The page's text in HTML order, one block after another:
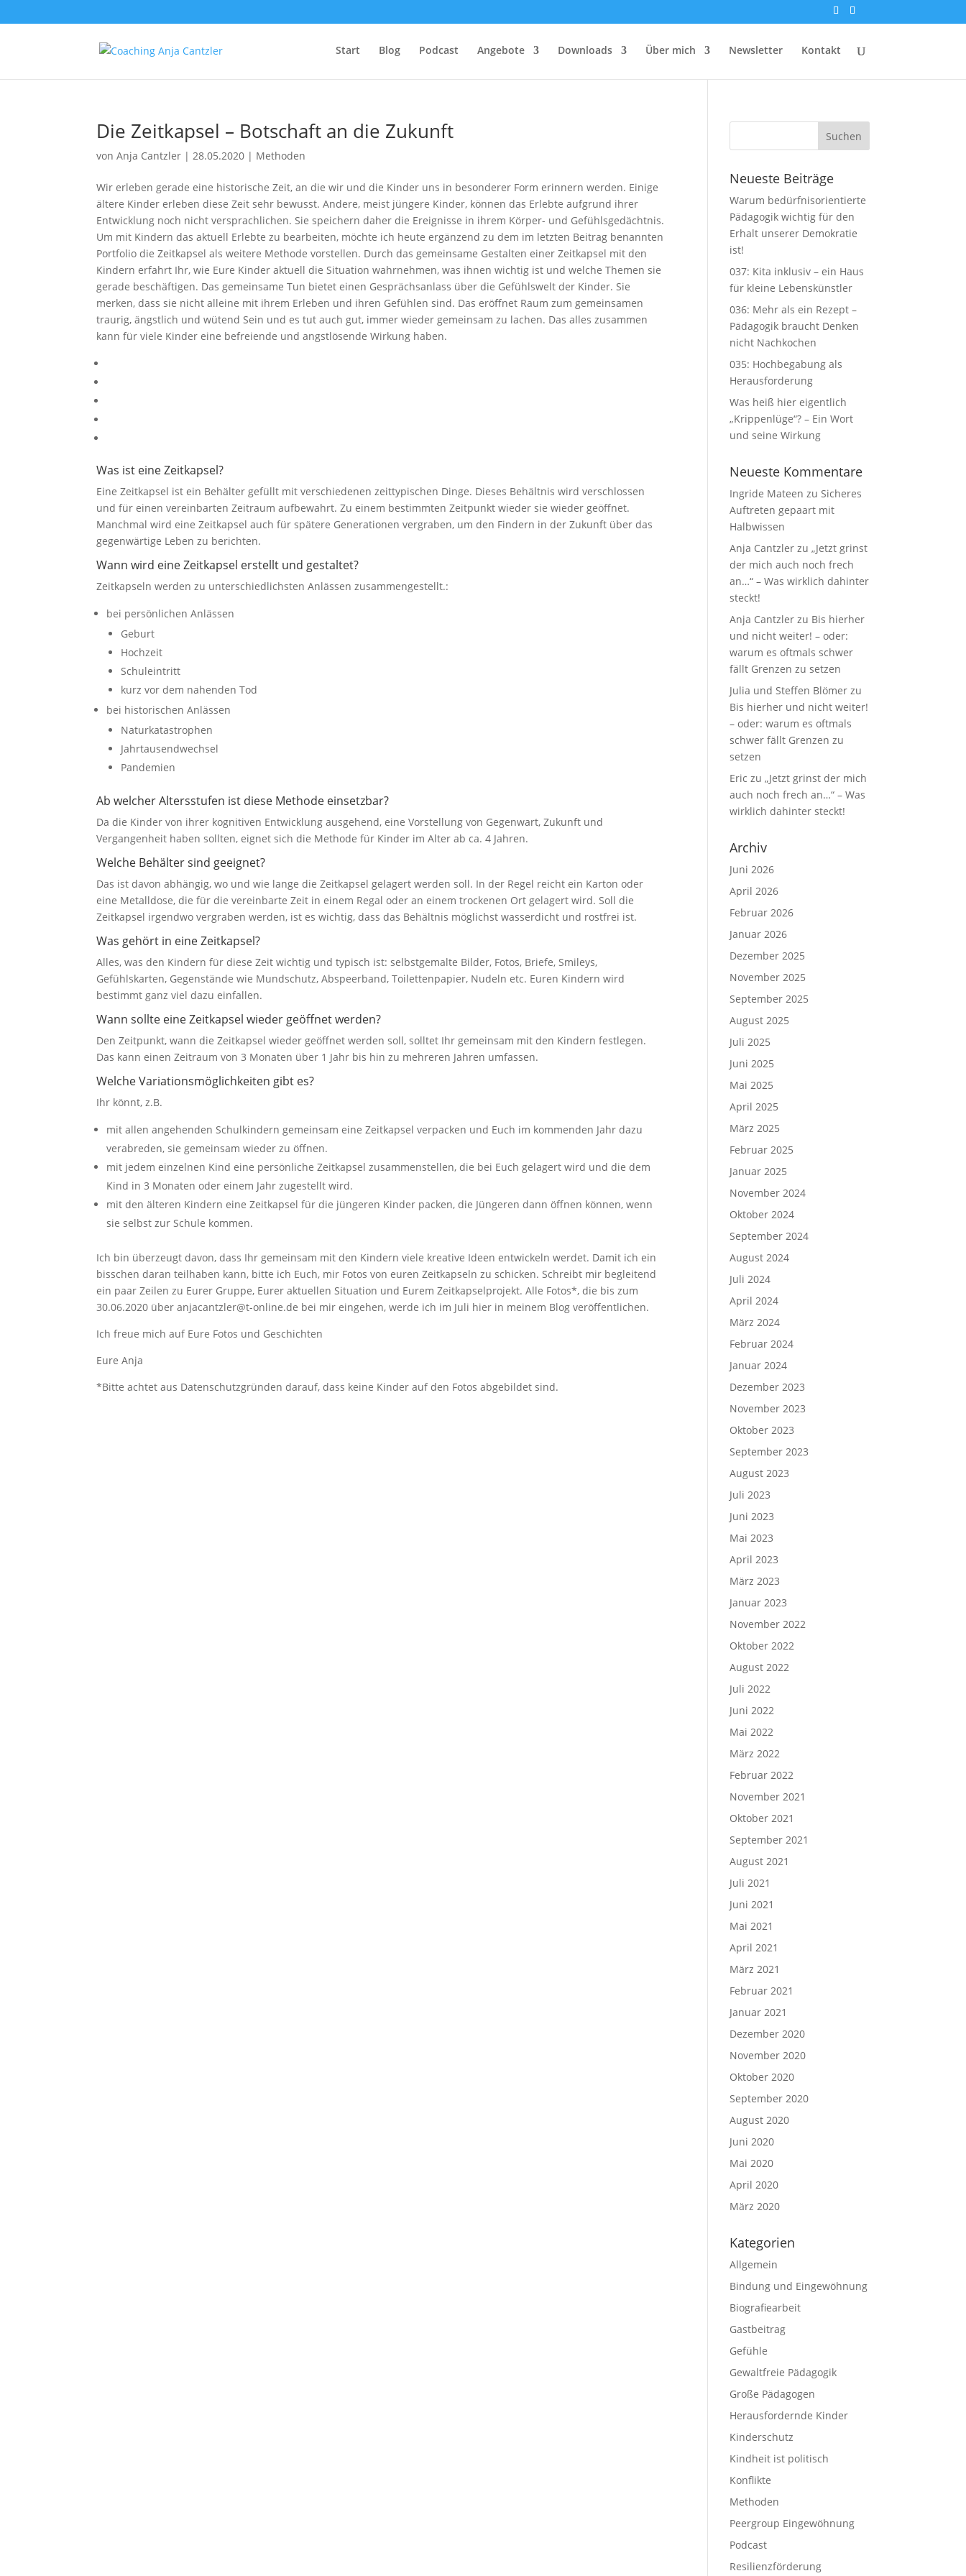
Start Blog Podcast Angebote Downloads Über mich Newsletter Kontakt
Die Zeitkapsel – Botschaft an die Zukunft
vonAnja Cantzler |28.05.2020 | Methoden
Wir erleben gerade eine historische Zeit, an die wir und die Kinder uns in besonderer Form erinnern werden. Einige
ältere Kinder erleben diese Zeit sehr bewusst. Andere, meist jüngere Kinder, können das Erlebte aufgrund ihrer
Entwicklung noch nicht versprachlichen. Sie speichern daher die Ereignisse in ihrem Körper- und Gefühlsgedächtnis.
Um mit Kindern das aktuell Erlebte zu bearbeiten, möchte ich heute ergänzend zu dem im letzten Beitrag benannten
Portfolio die Zeitkapsel als weitere Methode vorstellen. Durch das gemeinsame Gestalten einer Zeitkapsel mit den
Kindern erfahrt Ihr, wie Eure Kinder aktuell die Situation wahrnehmen, was ihnen wichtig ist und welche Themen sie
gerade beschäftigen. Das gemeinsame Tun bietet einen Gesprächsanlass über die Gefühlswelt der Kinder. Sie
merken, dass sie nicht alleine mit ihrem Erleben und ihren Gefühlen sind. Das eröffnet Raum zum gemeinsamen
traurig, ängstlich und wütend Sein und es tut auch gut, immer wieder gemeinsam zu lachen. Das alles zusammen
kann für viele Kinder eine befreiende und angstlösende Wirkung haben.
Was ist eine Zeitkapsel?
Eine Zeitkapsel ist ein Behälter gefüllt mit verschiedenen zeittypischen Dinge. Dieses Behältnis wird verschlossen
und für einen vereinbarten Zeitraum aufbewahrt. Zu einem bestimmten Zeitpunkt wieder sie wieder geöffnet.
Manchmal wird eine Zeitkapsel auch für spätere Generationen vergraben, um den Findern in der Zukunft über das
gegenwärtige Leben zu berichten.
Wann wird eine Zeitkapsel erstellt und gestaltet?
Zeitkapseln werden zu unterschiedlichsten Anlässen zusammengestellt.:
bei persönlichen Anlässen
Geburt
Hochzeit
Schuleintritt
kurz vor dem nahenden Tod
bei historischen Anlässen
Naturkatastrophen
Jahrtausendwechsel
Pandemien
Ab welcher Altersstufen ist diese Methode einsetzbar?
Da die Kinder von ihrer kognitiven Entwicklung ausgehend, eine Vorstellung von Gegenwart, Zukunft und
Vergangenheit haben sollten, eignet sich die Methode für Kinder im Alter ab ca. 4 Jahren.
Welche Behälter sind geeignet?
Das ist davon abhängig, wo und wie lange die Zeitkapsel gelagert werden soll. In der Regel reicht ein Karton oder
eine Metalldose, die für die vereinbarte Zeit in einem Regal oder an einem trockenen Ort gelagert wird. Soll die
Zeitkapsel irgendwo vergraben werden, ist es wichtig, dass das Behältnis möglichst wasserdicht und rostfrei ist.
Was gehört in eine Zeitkapsel?
Alles, was den Kindern für diese Zeit wichtig und typisch ist: selbstgemalte Bilder, Fotos, Briefe, Smileys,
Gefühlskarten, Gegenstände wie Mundschutz, Abspeerband, Toilettenpapier, Nudeln etc. Euren Kindern wird
bestimmt ganz viel dazu einfallen.
Wann sollte eine Zeitkapsel wieder geöffnet werden?
Den Zeitpunkt, wann die Zeitkapsel wieder geöffnet werden soll, solltet Ihr gemeinsam mit den Kindern festlegen.
Das kann einen Zeitraum von 3 Monaten über 1 Jahr bis hin zu mehreren Jahren umfassen.
Welche Variationsmöglichkeiten gibt es?
Ihr könnt, z.B.
mit allen angehenden Schulkindern gemeinsam eine Zeitkapsel verpacken und Euch im kommenden Jahr dazu
verabreden, sie gemeinsam wieder zu öffnen.
mit jedem einzelnen Kind eine persönliche Zeitkapsel zusammenstellen, die bei Euch gelagert wird und die dem
Kind in 3 Monaten oder einem Jahr zugestellt wird.
mit den älteren Kindern eine Zeitkapsel für die jüngeren Kinder packen, die Jüngeren dann öffnen können, wenn
sie selbst zur Schule kommen.
Ich bin überzeugt davon, dass Ihr gemeinsam mit den Kindern viele kreative Ideen entwickeln werdet. Damit ich ein
bisschen daran teilhaben kann, bitte ich Euch, mir Fotos von euren Zeitkapseln zu schicken. Schreibt mir begleitend
ein paar Zeilen zu Eurer Gruppe, Eurer aktuellen Situation und Eurem Zeitkapselprojekt. Alle Fotos*, die bis zum
30.06.2020 über anjacantzler@t-online.de bei mir eingehen, werde ich im Juli hier in meinem Blog veröffentlichen.
Ich freue mich auf Eure Fotos und Geschichten
Eure Anja
*Bitte achtet aus Datenschutzgründen darauf, dass keine Kinder auf den Fotos abgebildet sind.
Neueste Beiträge
Warum bedürfnisorientierte
Pädagogik wichtig für den
Erhalt unserer Demokratie
ist!
037: Kita inklusiv – ein Haus
für kleine Lebenskünstler
036: Mehr als ein Rezept –
Pädagogik braucht Denken
nicht Nachkochen
035: Hochbegabung als
Herausforderung
Was heiß hier eigentlich
„Krippenlüge“? – Ein Wort
und seine Wirkung
Neueste Kommentare
Ingride Mateen zuSicheres
Auftreten gepaart mit
Halbwissen
Anja Cantzler zu„Jetzt grinst
der mich auch noch frech
an…“ – Was wirklich dahinter
steckt!
Anja Cantzler zu Bis hierher
und nicht weiter! – oder:
warum es oftmals schwer
fällt Grenzen zu setzen
Julia und Steffen Blömer zu
Bis hierher und nicht weiter!
– oder: warum es oftmals
schwer fällt Grenzen zu
setzen
Eric zu„Jetzt grinst der mich
auch noch frech an…“ – Was
wirklich dahinter steckt!
Archiv
Juni 2026
April 2026
Februar 2026
Januar 2026
Dezember 2025
November 2025
September 2025
August 2025
Juli 2025
Juni 2025
Mai 2025
April 2025
März 2025
Februar 2025
Januar 2025
November 2024
Oktober 2024
September 2024
August 2024
Juli 2024
April 2024
März 2024
Februar 2024
Januar 2024
Dezember 2023
November 2023
Oktober 2023
September 2023
August 2023
Juli 2023
Juni 2023
Mai 2023
April 2023
März 2023
Januar 2023
November 2022
Oktober 2022
August 2022
Juli 2022
Juni 2022
Mai 2022
März 2022
Februar 2022
November 2021
Oktober 2021
September 2021
August 2021
Juli 2021
Juni 2021
Mai 2021
April 2021
März 2021
Februar 2021
Januar 2021
Dezember 2020
November 2020
Oktober 2020
September 2020
August 2020
Juni 2020
Mai 2020
April 2020
März 2020
Kategorien
Allgemein
Bindung und Eingewöhnung
Biografiearbeit
Gastbeitrag
Gefühle
Gewaltfreie Pädagogik
Große Pädagogen
Herausfordernde Kinder
Kinderschutz
Kindheit ist politisch
Konflikte
Methoden
Peergroup Eingewöhnung
Podcast
Resilienzförderung